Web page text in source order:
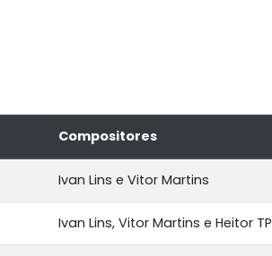
Compositores
Ivan Lins e Vitor Martins
Ivan Lins, Vitor Martins e Heitor TP